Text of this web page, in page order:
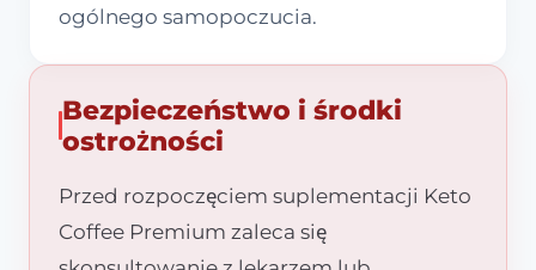
ogólnego samopoczucia.
Bezpieczeństwo i środki
ostrożności
Przed rozpoczęciem suplementacji Keto
Coffee Premium zaleca się